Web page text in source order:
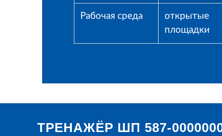
Рабочая среда
открытые
площадки
ТРЕНАЖЁР ШП 587-